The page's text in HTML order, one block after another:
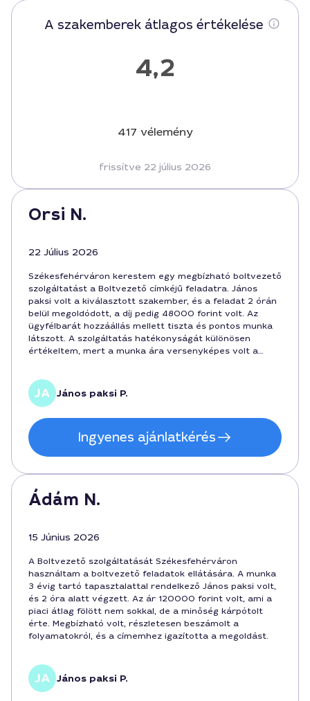
A szakemberek átlagos értékelése
4,2
417 vélemény
frissítve 22 július 2026
Orsi N.
22 Július 2026
Székesfehérváron kerestem egy megbízható boltvezető
szolgáltatást a Boltvezető címkéjű feladatra. János
paksi volt a kiválasztott szakember, és a feladat 2 órán
belül megoldódott, a díj pedig 48000 forint volt. Az
ügyfélbarát hozzáállás mellett tiszta és pontos munka
látszott. A szolgáltatás hatékonyságát különösen
értékeltem, mert a munka ára versenyképes volt a
János paksi P.
Ingyenes ajánlatkérés
Ádám N.
15 Június 2026
A Boltvezető szolgáltatását Székesfehérváron
használtam a boltvezető feladatok ellátására. A munka
3 évig tartó tapasztalattal rendelkező János paksi volt,
és 2 óra alatt végzett. Az ár 120000 forint volt, ami a
piaci átlag fölött nem sokkal, de a minőség kárpótolt
érte. Megbízható volt, részletesen beszámolt a
folyamatokról, és a címemhez igazította a megoldást.
János paksi P.